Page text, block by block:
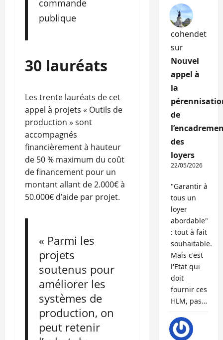
commande
publique
30 lauréats
Les trente lauréats de cet
appel à projets « Outils de
production » sont
accompagnés
financièrement à hauteur
de 50 % maximum du coût
de financement pour un
montant allant de 2.000€ à
50.000€ d’aide par projet.
« Parmi les
projets
soutenus pour
améliorer les
systèmes de
production, on
peut retenir
cohendet
sur
Nouvel
appel à
la
de
des
loyers
22/05/2026
"Garantir à
tous un
loyer
abordable"
: tout à fait
souhaitable.
Mais c'est
l'Etat qui
doit
fournir ces
HLM, pas…